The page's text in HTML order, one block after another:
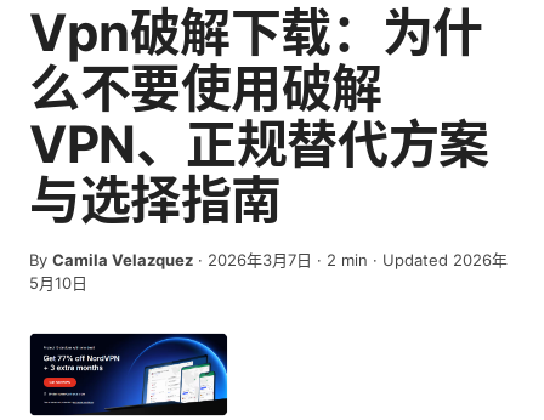
Vpn破解下载：为什
么不要使用破解
VPN、正规替代方案
与选择指南
By Camila Velazquez · 2026年3月7日 · 2 min · Updated 2026年
5月10日